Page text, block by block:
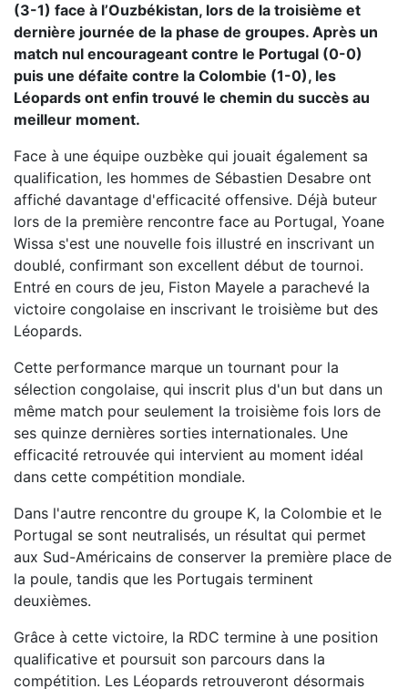
(3-1) face à l’Ouzbékistan, lors de la troisième et
dernière journée de la phase de groupes. Après un
match nul encourageant contre le Portugal (0-0)
puis une défaite contre la Colombie (1-0), les
Léopards ont enfin trouvé le chemin du succès au
meilleur moment.
Face à une équipe ouzbèke qui jouait également sa
qualification, les hommes de Sébastien Desabre ont
affiché davantage d'efficacité offensive. Déjà buteur
lors de la première rencontre face au Portugal, Yoane
Wissa s'est une nouvelle fois illustré en inscrivant un
doublé, confirmant son excellent début de tournoi.
Entré en cours de jeu, Fiston Mayele a parachevé la
victoire congolaise en inscrivant le troisième but des
Léopards.
Cette performance marque un tournant pour la
sélection congolaise, qui inscrit plus d'un but dans un
même match pour seulement la troisième fois lors de
ses quinze dernières sorties internationales. Une
efficacité retrouvée qui intervient au moment idéal
dans cette compétition mondiale.
Dans l'autre rencontre du groupe K, la Colombie et le
Portugal se sont neutralisés, un résultat qui permet
aux Sud-Américains de conserver la première place de
la poule, tandis que les Portugais terminent
deuxièmes.
Grâce à cette victoire, la RDC termine à une position
qualificative et poursuit son parcours dans la
compétition. Les Léopards retrouveront désormais